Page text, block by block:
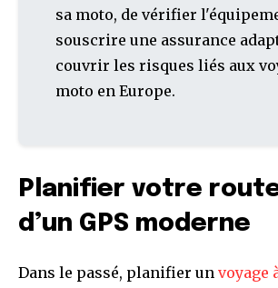
sa moto, de vérifier
souscrire une assurance
couvrir les risques liés aux
moto en Europe.
Planifier votre route
d’un GPS moderne
Dans le passé, planifier un voyage